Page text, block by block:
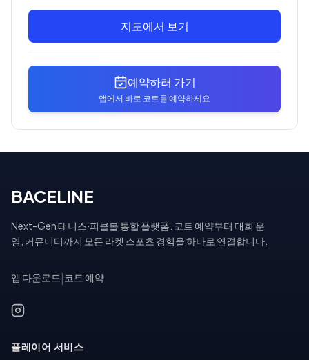
지도에서 보기
예약하러 가기
앱에서 바로 코트를 예약하세요
BACELINE
Next-Gen 테니스·피클볼 통합 플랫폼. 코트 예약부터 대회 운
영, 커뮤니티까지 모든 라켓 스포츠 경험을 하나로 연결합니다.
앱 다운로드 코트 예약
플레이어 서비스